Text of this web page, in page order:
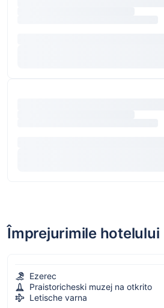
Împrejurimile hotelului
Ezerec
Praistoricheski muzej na otkrito
Letische varna